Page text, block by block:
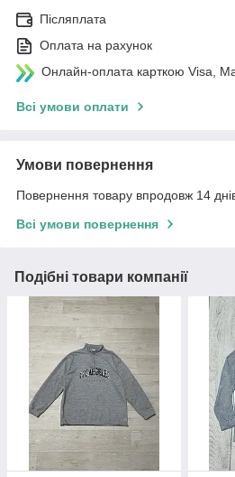
Післяплата
Оплата на рахунок
Онлайн-оплата карткою Visa,
Всі умови оплати
Умови повернення
Повернення товару впродовж 14
Всі умови повернення
Подібні товари компанії